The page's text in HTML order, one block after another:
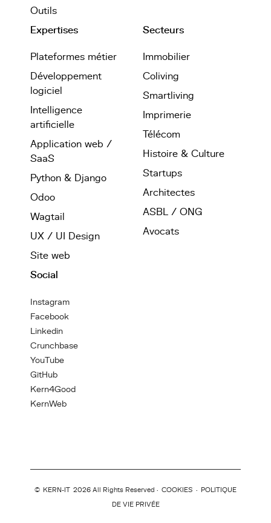
Outils
Expertises
Plateformes métier
Développement
logiciel
Intelligence
artificielle
Application web /
SaaS
Python & Django
Odoo
Wagtail
UX / UI Design
Site web
Secteurs
Immobilier
Coliving
Smartliving
Imprimerie
Télécom
Histoire & Culture
Startups
Architectes
ASBL / ONG
Avocats
Social
Instagram
Facebook
Linkedin
Crunchbase
YouTube
GitHub
Kern4Good
KernWeb
© KERN-IT 2026 All Rights Reserved · COOKIES · POLITIQUE
DE VIE PRIVÉE